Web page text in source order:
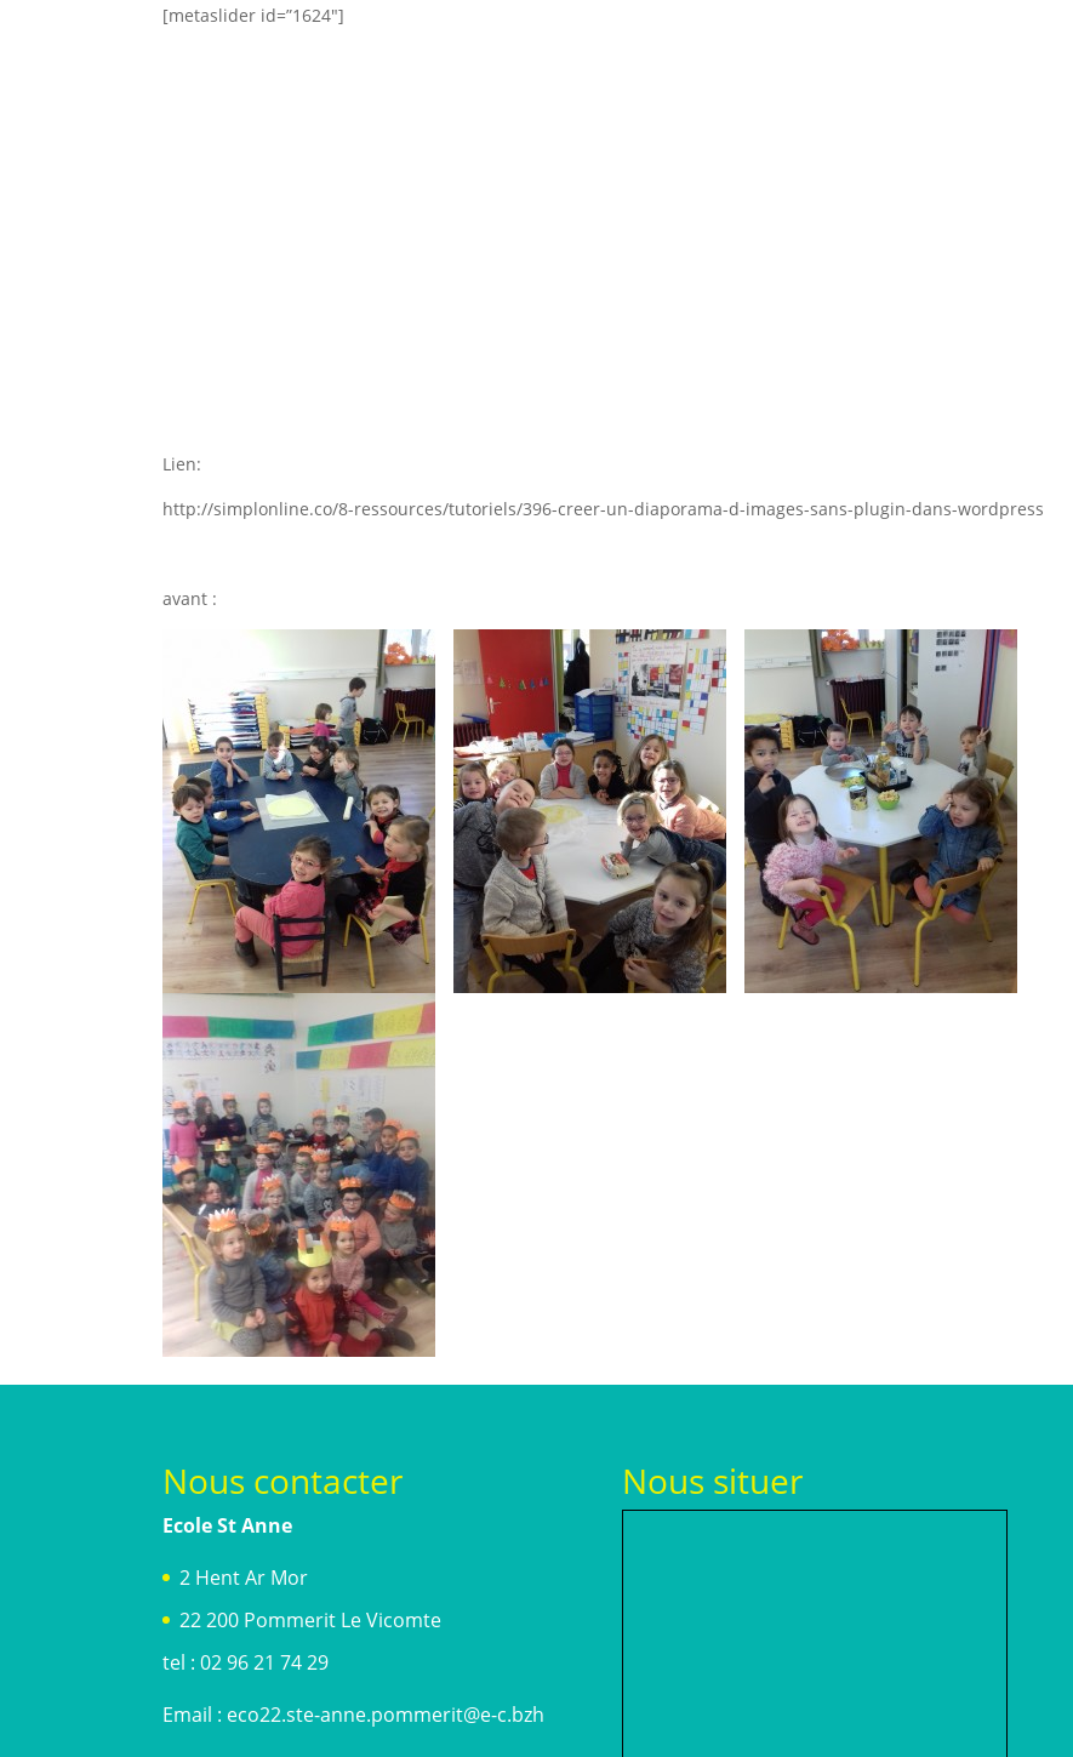
[metaslider id=”1624″]
Lien:
http://simplonline.co/8-ressources/tutoriels/396-creer-un-diaporama-d-images-sans-plugin-dans-wordpress
avant :
Nous contacter
Ecole St Anne
2 Hent Ar Mor
22 200 Pommerit Le Vicomte
tel : 02 96 21 74 29
Email : eco22.ste-anne.pommerit@e-c.bzh
Nous situer